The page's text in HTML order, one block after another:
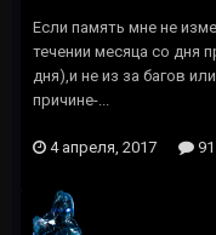
Если память мне не
течении месяца со дня
дня),и не из за багов
причине-...
4 апреля, 2017